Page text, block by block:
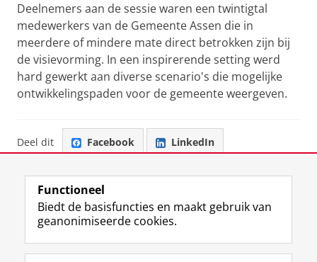
Deelnemers aan de sessie waren een twintigtal
medewerkers van de Gemeente Assen die in
meerdere of mindere mate direct betrokken zijn bij
de visievorming. In een inspirerende setting werd
hard gewerkt aan diverse scenario's die mogelijke
ontwikkelingspaden voor de gemeente weergeven.
Deel dit Facebook LinkedIn
Volg de RUG
F
L
R I
Y
Functioneel
Biedt de basisfuncties en maakt gebruik van
geanonimiseerde cookies.